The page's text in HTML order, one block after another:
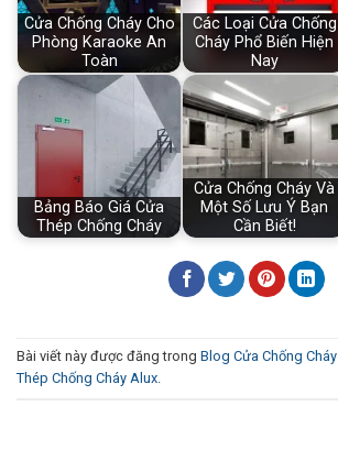
Cửa Chống Cháy Cho
Phòng Karaoke An
Toàn
Các Loại Cửa Chống
Cháy Phổ Biến Hiện
Nay
Bảng Báo Giá Cửa
Thép Chống Cháy
Cửa Chống Cháy Và
Một Số Lưu Ý Bạn
Cần Biết!
Bài viết này được đăng trong Blog Cửa Chống Cháy
Thép Chống Cháy Alux.